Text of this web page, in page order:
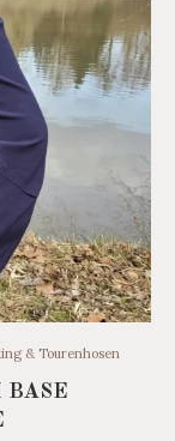
& Tourenhosen
BASE